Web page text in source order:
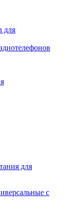
для
для
с